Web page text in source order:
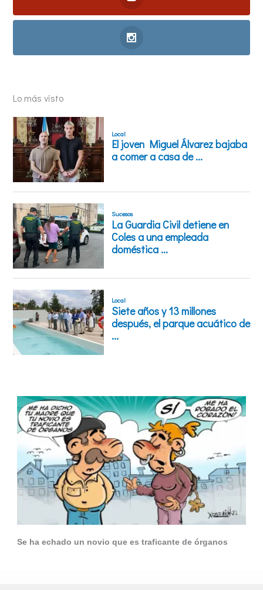
Lo más visto
Se ha echado un novio que es traficante de órganos